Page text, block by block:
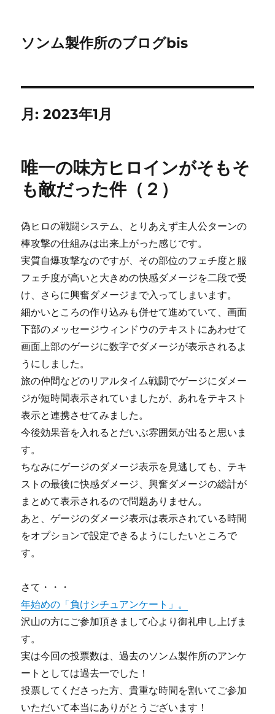
ソンム製作所のブログbis
月:2023年1月
唯一の味方ヒロインがそもそ
も敵だった件（２）
偽ヒロの戦闘システム、とりあえず主人公ターンの
棒攻撃の仕組みは出来上がった感じです。
実質自爆攻撃なのですが、その部位のフェチ度と服
フェチ度が高いと大きめの快感ダメージを二段で受
け、さらに興奮ダメージまで入ってしまいます。
細かいところの作り込みも併せて進めていて、画面
下部のメッセージウィンドウのテキストにあわせて
画面上部のゲージに数字でダメージが表示されるよ
うにしました。
旅の仲間などのリアルタイム戦闘でゲージにダメー
ジが短時間表示されていましたが、あれをテキスト
表示と連携させてみました。
今後効果音を入れるとだいぶ雰囲気が出ると思いま
す。
ちなみにゲージのダメージ表示を見逃しても、テキ
ストの最後に快感ダメージ、興奮ダメージの総計が
まとめて表示されるので問題ありません。
あと、ゲージのダメージ表示は表示されている時間
をオプションで設定できるようにしたいところで
す。
さて・・・
年始めの「負けシチュアンケート」。
沢山の方にご参加頂きまして心より御礼申し上げま
す。
実は今回の投票数は、過去のソンム製作所のアンケ
ートとしては過去一でした！
投票してくださった方、貴重な時間を割いてご参加
いただいて本当にありがとうございます！